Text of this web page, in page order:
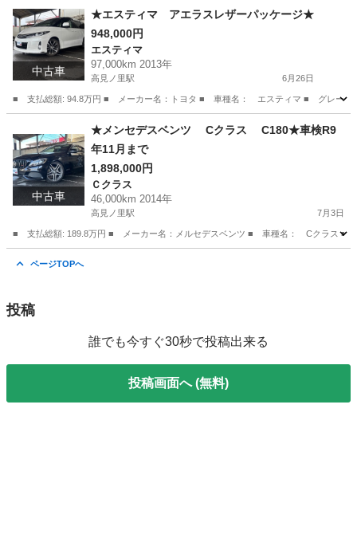
大阪 松原市
中古車
★エスティマ アエラスレザーパッケージ★
948,000円
エスティマ
97,000km 2013年
高見ノ里駅 6月26日
■ 支払総額: 94.8万円 ■ メーカー名：トヨタ ■ 車種名： エスティマ ■ グレード
高見ノ里駅 エスティマ 預かり金
中古車
★メンセデスベンツ Cクラス C180★車検R9
年11月まで
1,898,000円
Ｃクラス
46,000km 2014年
高見ノ里駅 7月3日
■ 支払総額: 189.8万円 ■ メーカー名：メルセデスベンツ ■ 車種名： Cクラス
ページTOPへ
投稿
誰でも今すぐ30秒で投稿出来る
投稿画面へ (無料)